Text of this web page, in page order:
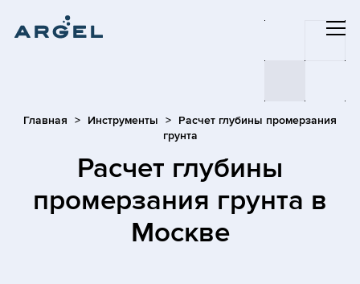
Главная Инструменты
Расчет глубины промерзания
грунта
Расчет глубины
промерзания грунта в
Москве